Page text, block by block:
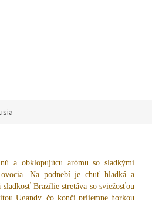
a obklopujúcu arómu so sladkými
Na podnebí je chuť hladká a
sladkosť Brazílie stretáva so sviežosťou
Ugandy, čo končí príjemne horkou